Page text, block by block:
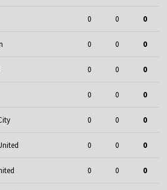
0 0 0
0 0 0
0 0 0
0 0 0
0 0 0
0 0 0
0 0 0